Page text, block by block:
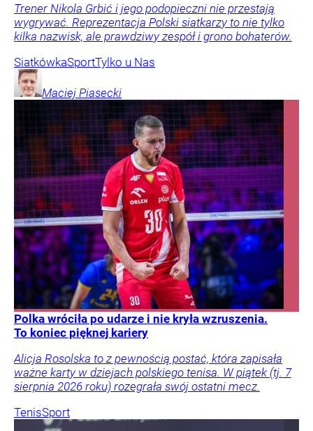
Trener Nikola Grbić i jego podopieczni nie przestają
wygrywać. Reprezentacja Polski siatkarzy to nie tylko
kilka nazwisk, ale prawdziwy zespół i grono bohaterów.
SiatkówkaSportTylko u Nas
Maciej Piasecki
Polka wróciła po udarze i nie kryła wzruszenia.
To koniec pięknej kariery
Alicja Rosolska to z pewnością postać, która zapisała
ważne karty w dziejach polskiego tenisa. W piątek (tj. 7
sierpnia 2026 roku) rozegrała swój ostatni mecz.
TenisSport